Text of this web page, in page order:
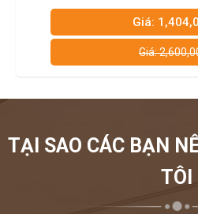
Giá: 1,404,000đ
Giá: 2,600,000đ
TẠI SAO CÁC BẠN
TÔI